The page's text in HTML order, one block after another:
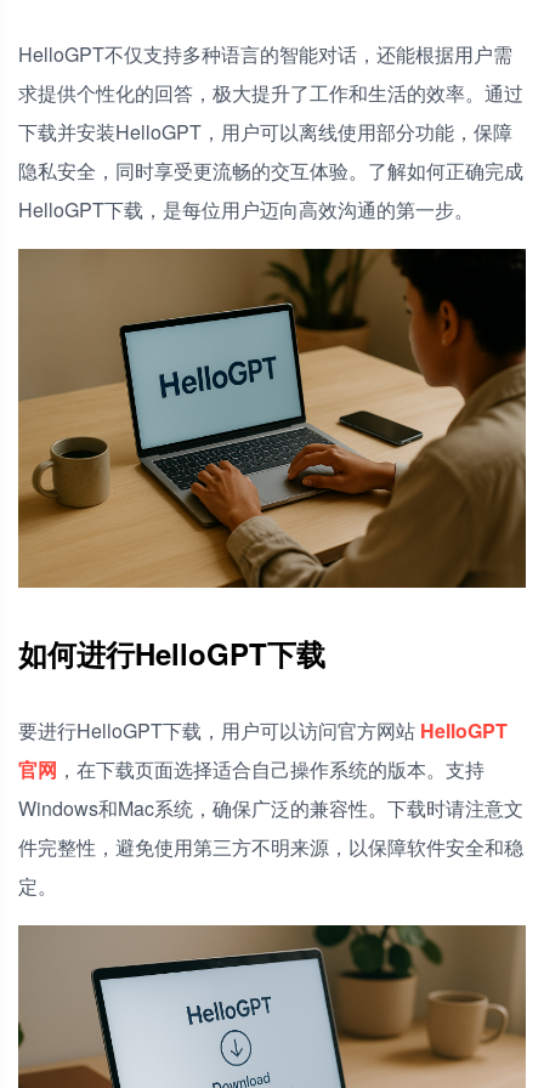
HelloGPT不仅支持多种语言的智能对话，还能根据用户需
求提供个性化的回答，极大提升了工作和生活的效率。通过
下载并安装HelloGPT，用户可以离线使用部分功能，保障
隐私安全，同时享受更流畅的交互体验。了解如何正确完成
HelloGPT下载，是每位用户迈向高效沟通的第一步。
如何进行HelloGPT下载
要进行HelloGPT下载，用户可以访问官方网站 HelloGPT
官网 ，在下载页面选择适合自己操作系统的版本。支持
Windows和Mac系统，确保广泛的兼容性。下载时请注意文
件完整性，避免使用第三方不明来源，以保障软件安全和稳
定。